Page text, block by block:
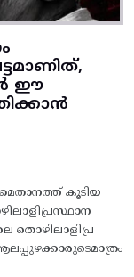
ഈ
കൂടിയ
തൊഴിലാളിപ്ര